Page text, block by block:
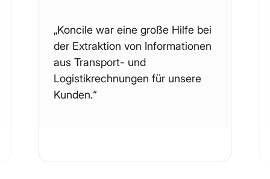
„Koncile war eine große Hilfe bei
der Extraktion von Informationen
aus Transport- und
Logistikrechnungen für unsere
Kunden.“